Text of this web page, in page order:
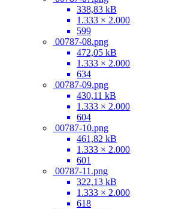
338,83 kB
1.333 × 2.000
599
00787-08.png
472,05 kB
1.333 × 2.000
634
00787-09.png
430,11 kB
1.333 × 2.000
604
00787-10.png
461,82 kB
1.333 × 2.000
601
00787-11.png
322,13 kB
1.333 × 2.000
618